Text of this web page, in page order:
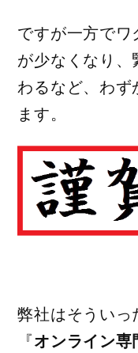
ですが一方でワ
が少なくなり、
わるなど、わず
ます。
弊社はそういっ
『オンライン専